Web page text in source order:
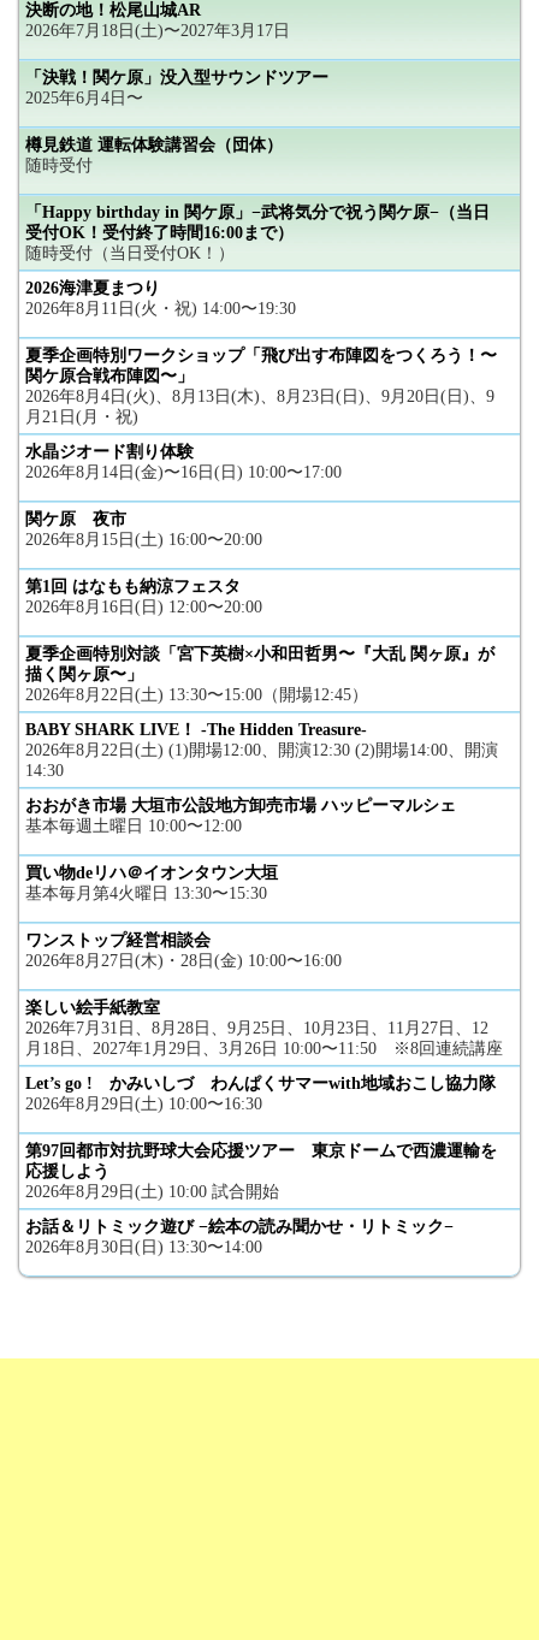
決断の地！松尾山城AR
2026年7月18日(土)〜2027年3月17日
「決戦！関ケ原」没入型サウンドツアー
2025年6月4日〜
樽見鉄道 運転体験講習会（団体）
随時受付
「Happy birthday in 関ケ原」−武将気分で祝う関ケ原−（当日
受付OK！受付終了時間16:00まで）
随時受付（当日受付OK！）
2026海津夏まつり
2026年8月11日(火・祝) 14:00〜19:30
夏季企画特別ワークショップ「飛び出す布陣図をつくろう！〜
関ケ原合戦布陣図〜」
2026年8月4日(火)、8月13日(木)、8月23日(日)、9月20日(日)、9
月21日(月・祝)
水晶ジオード割り体験
2026年8月14日(金)〜16日(日) 10:00〜17:00
関ケ原 夜市
2026年8月15日(土) 16:00〜20:00
第1回 はなもも納涼フェスタ
2026年8月16日(日) 12:00〜20:00
夏季企画特別対談「宮下英樹×小和田哲男〜『大乱 関ヶ原』が
描く関ヶ原〜」
2026年8月22日(土) 13:30〜15:00（開場12:45）
BABY SHARK LIVE！ -The Hidden Treasure-
2026年8月22日(土) (1)開場12:00、開演12:30 (2)開場14:00、開演
14:30
おおがき市場 大垣市公設地方卸売市場 ハッピーマルシェ
基本毎週土曜日 10:00〜12:00
買い物deリハ＠イオンタウン大垣
基本毎月第4火曜日 13:30〜15:30
ワンストップ経営相談会
2026年8月27日(木)・28日(金) 10:00〜16:00
楽しい絵手紙教室
2026年7月31日、8月28日、9月25日、10月23日、11月27日、12
月18日、2027年1月29日、3月26日 10:00〜11:50 ※8回連続講座
Let’s go ! かみいしづ わんぱくサマーwith地域おこし協力隊
2026年8月29日(土) 10:00〜16:30
第97回都市対抗野球大会応援ツアー 東京ドームで西濃運輸を
応援しよう
2026年8月29日(土) 10:00 試合開始
お話＆リトミック遊び −絵本の読み聞かせ・リトミック−
2026年8月30日(日) 13:30〜14:00